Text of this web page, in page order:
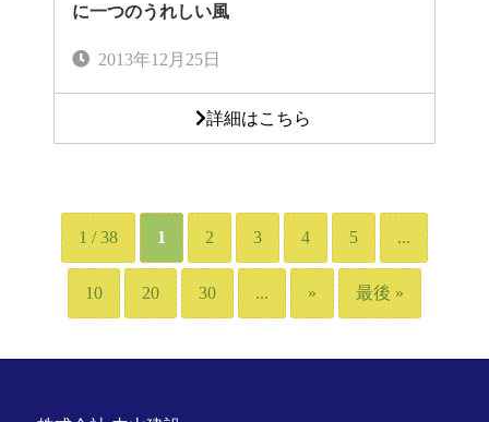
に一つのうれしい風
2013年12月25日
詳細はこちら
1 / 38 1 2 3 4 5 ...
10 20 30 ... » 最後 »